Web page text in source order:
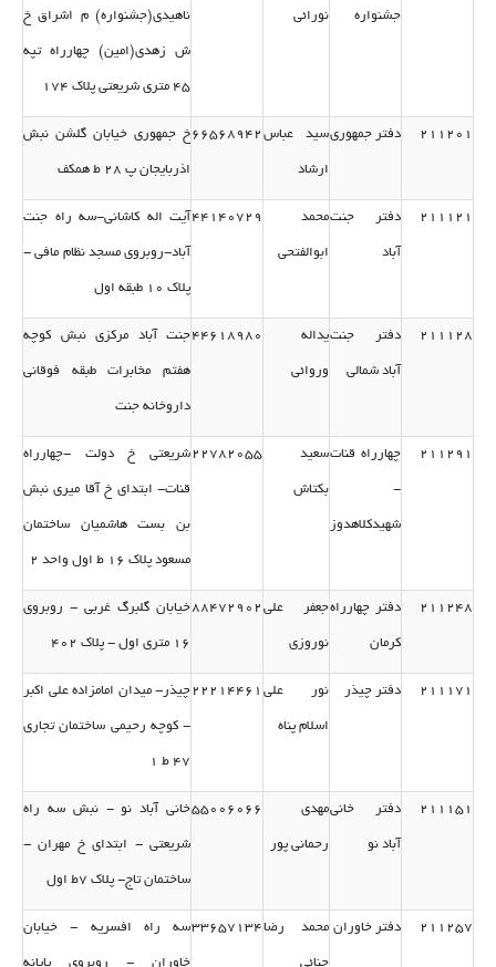
جشنواره نورائی ناهیدی(جشنواره) م اشراق خ
ش زهدی(امین) چهارراه تپه
45 متری شریعتی پلاك 174
211201 دفتر جمهوریسید عباس
ارشاد
66568942خ جمهوری خیابان گلشن نبش
اذربایجان پ 28 ط همكف
211121 دفتر جنت
آباد
محمد
ابوالفتحی
44140729 آیت اله كاشانی-سه راه جنت
آباد-روبروی مسجد نظام مافی -
پلاك 10 طبقه اول
211128 دفتر جنت
آباد شمالی
یداله
وروائی
44618980جنت آباد مركزی نبش كوچه
هفتم مخابرات طبقه فوقانی
داروخانه جنت
211291 چهارراه قنات
-
شهیدكلاهدوز
سعید
بكتاش
22782055شریعتی خ دولت -چهارراه
قنات- ابتدای خ آقا میری نبش
بن بست هاشمیان ساختمان
مسعود پلاك 16 ط اول واحد 2
211248 دفتر چهارراه
كرمان
جعفر علی
نوروزی
88472902خیابان گلبرگ غربی - روبروی
16 متری اول - پلاك 402
211171 دفتر چیذر نور علی
اسلام پناه
22214461چیذر- میدان امامزاده علی اكبر
- كوچه رحیمی ساختمان تجاری
47 ط 1
211151 دفتر خانی
آباد نو
مهدی
رحمانی پور
55006066خانی آباد نو - نبش سه راه
شریعتی - ابتدای خ مهران -
ساختمان تاج- پلاك 7ط اول
211257 دفتر خاوران محمد رضا
حنائی
33657134سه راه افسریه - خیابان
خاوران - روبروی پایانه